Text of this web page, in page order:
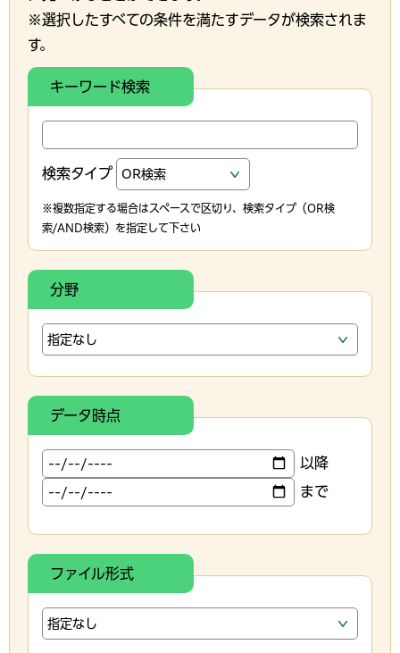
※選択したすべての条件を満たすデータが検索されま
す。
キーワード検索
検索タイプ
※複数指定する場合はスペースで区切り、検索タイプ（OR検
索/AND検索）を指定して下さい
分野
データ時点
以降
まで
ファイル形式